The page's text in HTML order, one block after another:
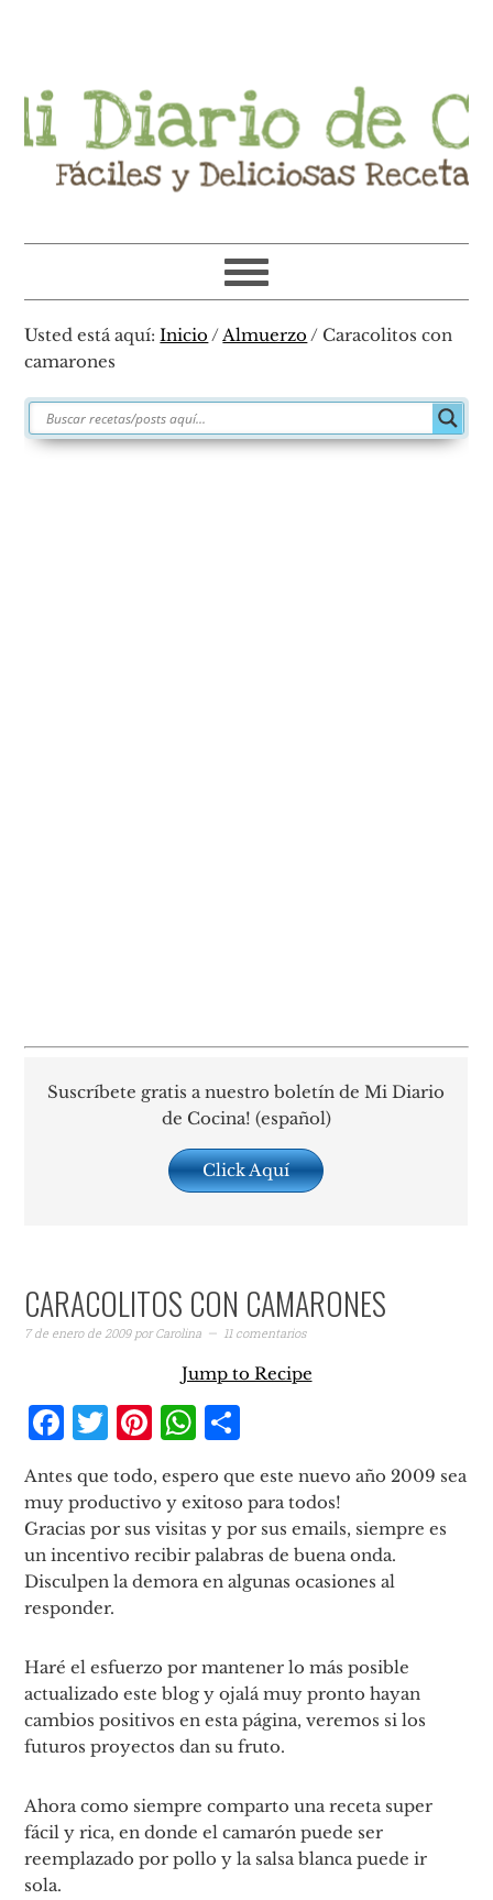
principal
principal
barra
lateral
primaria
de
página
Usted está aquí:Inicio /Almuerzo / Caracolitos con
camarones
Suscríbete gratis a nuestro boletín de Mi Diario
de Cocina! (español)
Click Aquí
CARACOLITOS CON CAMARONES
7 de enero de 2009porCarolina 11 comentarios
Jump to Recipe
Facebook
Twitter
Pinterest
WhatsApp
Antes que todo, espero que este nuevo año 2009 sea
muy productivo y exitoso para todos!
Gracias por sus visitas y por sus emails, siempre es
un incentivo recibir palabras de buena onda.
Disculpen la demora en algunas ocasiones al
responder.
Haré el esfuerzo por mantener lo más posible
actualizado este blog y ojalá muy pronto hayan
cambios positivos en esta página, veremos si los
futuros proyectos dan su fruto.
Ahora como siempre comparto una receta super
fácil y rica, en donde el camarón puede ser
reemplazado por pollo y la salsa blanca puede ir
sola.